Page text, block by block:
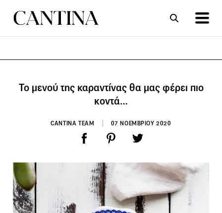
Το μενού της καραντίνας θα μας φέρει πιο
κοντά…
CANTINA TEAM 07 ΝΟΕΜΒΡΙΟΥ 2020